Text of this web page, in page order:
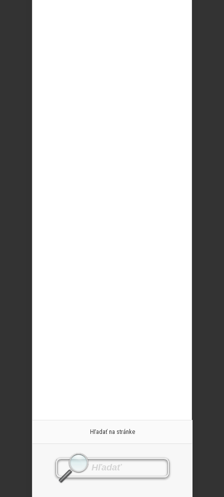
Hľadať na stránke